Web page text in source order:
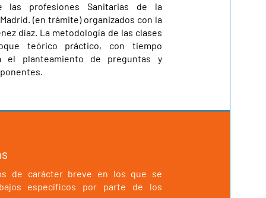
las profesiones Sanitarias de la
(en trámite) organizados con la
díaz. La metodología de las clases
teórico práctico, con tiempo
el planteamiento de preguntas y
de carácter breve en los que se
específicos por parte de los